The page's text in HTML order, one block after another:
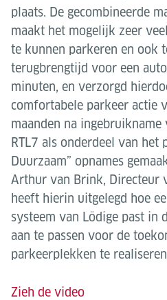
plaats. De gecombineerde
maakt het mogelijk zeer
te kunnen parkeren en ook
terugbrengtijd voor een
minuten, en verzorgd
comfortabele parkeer actie
maanden na
RTL7 als onderdeel van het
Duurzaam” opnames
Arthur van Brink, Directeur
heeft hierin uitgelegd hoe
systeem van Lödige past in
aan te passen voor de
parkeerplekken te
Zieh de video